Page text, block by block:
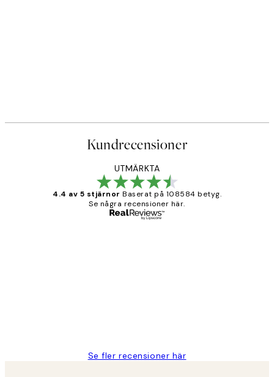
Kundrecensioner
UTMÄRKTA
4.4 av 5 stjärnor Baserat på 108584 betyg.
Se några recensioner här.
Se fler recensioner här